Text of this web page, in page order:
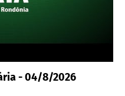
- 04/8/2026